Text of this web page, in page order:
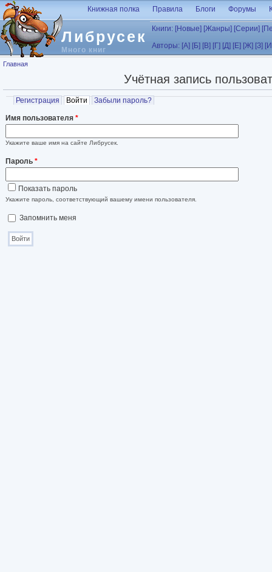
Перейти к основному содержанию
Либрусек
Много книг
Книжная полка Правила Блоги Форумы
Книги: [Новые] [Жанры] [Серии]
Авторы: [А] [Б] [В] [Г] [Д] [Е] [Ж] [З]
Вы здесь
Главная
Учётная запись
Главные вкладки
Регистрация Войти (активная вкладка)
Забыли пароль?
Имя пользователя *
Укажите ваше имя на сайте Либрусек.
Пароль *
Показать пароль
Укажите пароль, соответствующий вашему имени пользователя.
Запомнить меня